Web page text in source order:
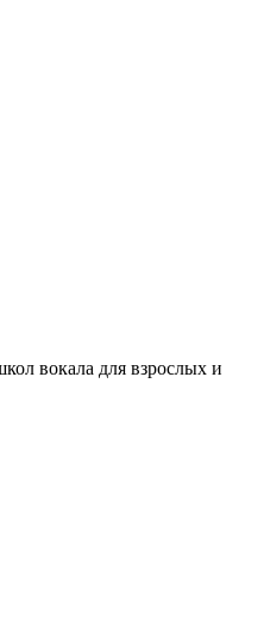
вокала для взрослых и